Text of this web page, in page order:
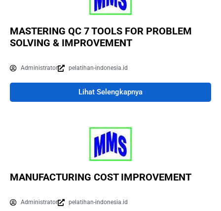
MASTERING QC 7 TOOLS FOR PROBLEM
SOLVING & IMPROVEMENT
Administrator pelatihan-indonesia.id
Lihat Selengkapnya
MANUFACTURING COST IMPROVEMENT
Administrator pelatihan-indonesia.id